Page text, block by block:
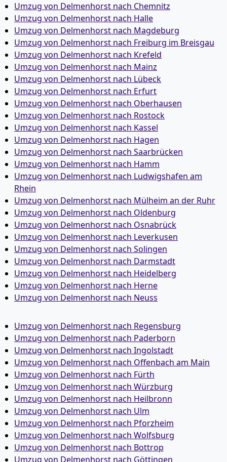
Umzug von Delmenhorst nach Chemnitz
Umzug von Delmenhorst nach Halle
Umzug von Delmenhorst nach Magdeburg
Umzug von Delmenhorst nach Freiburg im Breisgau
Umzug von Delmenhorst nach Krefeld
Umzug von Delmenhorst nach Mainz
Umzug von Delmenhorst nach Lübeck
Umzug von Delmenhorst nach Erfurt
Umzug von Delmenhorst nach Oberhausen
Umzug von Delmenhorst nach Rostock
Umzug von Delmenhorst nach Kassel
Umzug von Delmenhorst nach Hagen
Umzug von Delmenhorst nach Saarbrücken
Umzug von Delmenhorst nach Hamm
Umzug von Delmenhorst nach Ludwigshafen am
Rhein
Umzug von Delmenhorst nach Mülheim an der Ruhr
Umzug von Delmenhorst nach Oldenburg
Umzug von Delmenhorst nach Osnabrück
Umzug von Delmenhorst nach Leverkusen
Umzug von Delmenhorst nach Solingen
Umzug von Delmenhorst nach Darmstadt
Umzug von Delmenhorst nach Heidelberg
Umzug von Delmenhorst nach Herne
Umzug von Delmenhorst nach Neuss
Umzug von Delmenhorst nach Regensburg
Umzug von Delmenhorst nach Paderborn
Umzug von Delmenhorst nach Ingolstadt
Umzug von Delmenhorst nach Offenbach am Main
Umzug von Delmenhorst nach Fürth
Umzug von Delmenhorst nach Würzburg
Umzug von Delmenhorst nach Heilbronn
Umzug von Delmenhorst nach Ulm
Umzug von Delmenhorst nach Pforzheim
Umzug von Delmenhorst nach Wolfsburg
Umzug von Delmenhorst nach Bottrop
Umzug von Delmenhorst nach Göttingen